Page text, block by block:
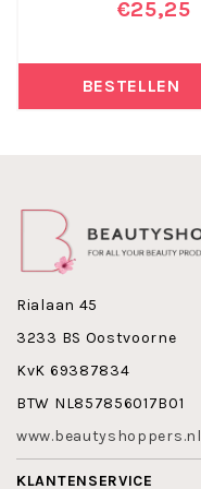
€25,25
BESTELLEN
Rialaan 45
3233 BS Oostvoorne
KvK 69387834
BTW NL857856017B01
www.beautyshoppers.nl
KLANTENSERVICE